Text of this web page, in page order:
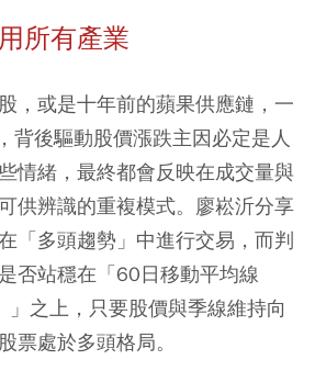
所有產業
，或是十年前的蘋果供應鏈，一
背後驅動股價漲跌主因必定是人
情緒，最終都會反映在成交量與
供辨識的重複模式。廖崧沂分享
「多頭趨勢」中進行交易，而判
否站穩在「60日移動平均線
」之上，只要股價與季線維持向
票處於多頭格局。